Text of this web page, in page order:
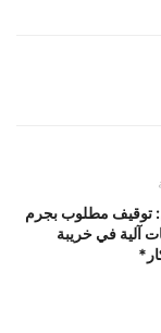
توقيف مطلوب بجرم
آلية في خريبة